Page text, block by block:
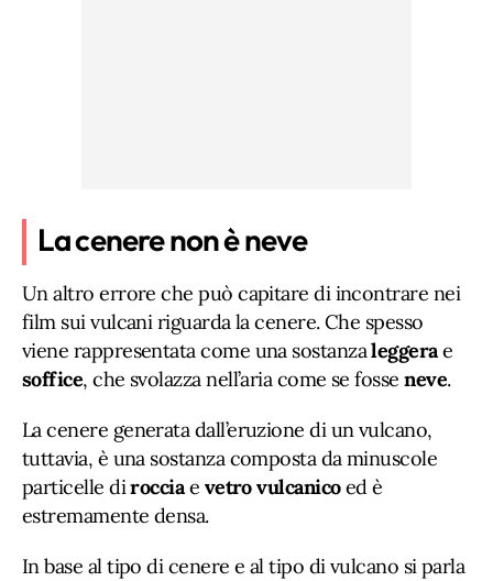
La cenere non è neve
Un altro errore che può capitare di incontrare nei
film sui vulcani riguarda la cenere. Che spesso
viene rappresentata come una sostanzaleggerae
soffice, che svolazza nell’aria come se fosseneve.
La cenere generata dall’eruzione di un vulcano,
tuttavia, è una sostanza composta da minuscole
particelle dirocciae vetro vulcanicoed è
estremamente densa.
In base al tipo di cenere e al tipo di vulcano si parla